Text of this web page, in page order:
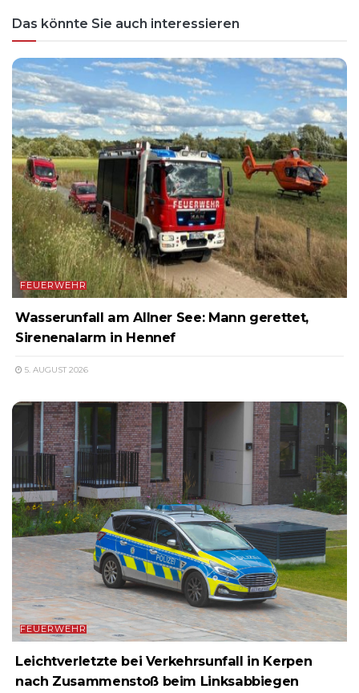
Das könnte Sie auch interessieren
FEUERWEHR
Wasserunfall am Allner See: Mann gerettet,
Sirenenalarm in Hennef
5. AUGUST 2026
FEUERWEHR
Leichtverletzte bei Verkehrsunfall in Kerpen
nach Zusammenstoß beim Linksabbiegen